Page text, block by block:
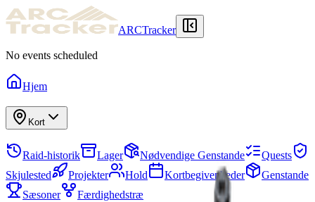
ARCTracker
No events scheduled
Hjem
Kort
Raid-historik Lager Nødvendige Genstande
Quests
Skjulested
Projekter Hold Kortbegivenheder
Genstande
Sæsoner
Færdighedstræ